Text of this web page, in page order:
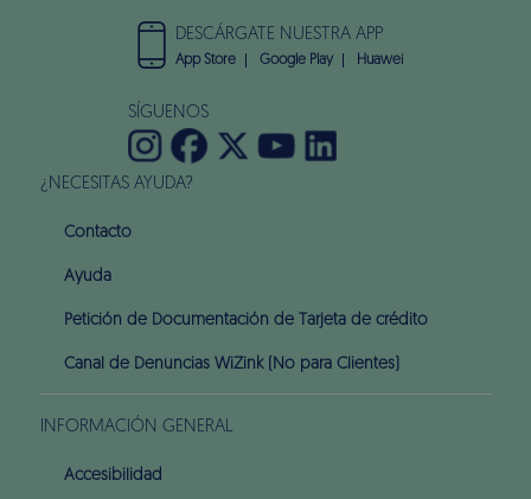
¿NECESITAS AYUDA?
Contacto
Ayuda
Petición de Documentación de Tarjeta de crédito
Canal de Denuncias WiZink (No para Clientes)
INFORMACIÓN GENERAL
Accesibilidad
DESCÁRGATE NUESTRA APP
App Store Google Play Huawei
SÍGUENOS